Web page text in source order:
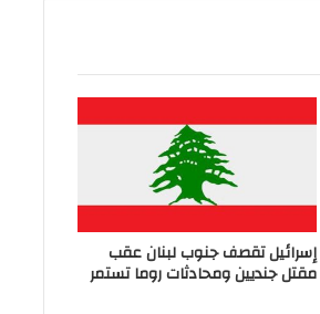
إسرائيل تقصف جنوب لبنان عقب
مقتل جنديين ومحادثات روما تستمر